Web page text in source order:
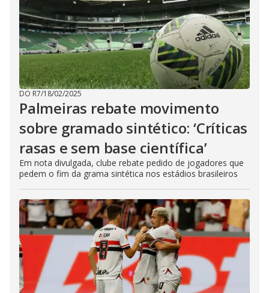
DO R7/18/02/2025
Palmeiras rebate movimento
sobre gramado sintético: ‘Críticas
rasas e sem base científica’
Em nota divulgada, clube rebate pedido de jogadores que
pedem o fim da grama sintética nos estádios brasileiros